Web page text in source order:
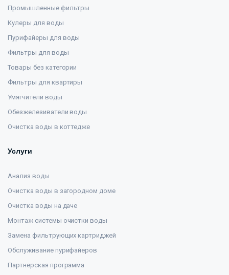
Промышленные фильтры
Кулеры для воды
Пурифайеры для воды
Фильтры для воды
Товары без категории
Фильтры для квартиры
Умягчители воды
Обезжелезиватели воды
Очистка воды в коттедже
Услуги
Анализ воды
Очистка воды в загородном доме
Очистка воды на даче
Монтаж системы очистки воды
Замена фильтрующих картриджей
Обслуживание пурифайеров
Партнерская программа